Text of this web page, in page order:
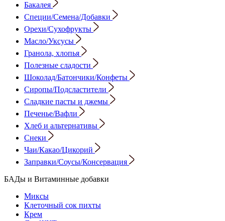
Бакалея
Специи/Семена/Добавки
Орехи/Сухофрукты
Масло/Уксусы
Гранола, хлопья
Полезные сладости
Шоколад/Батончики/Конфеты
Сиропы/Подсластители
Сладкие пасты и джемы
Печенье/Вафли
Хлеб и альтернативы
Снеки
Чаи/Какао/Цикорий
Заправки/Соусы/Консервация
БАДы и Витаминные добавки
Миксы
Клеточный сок пихты
Крем